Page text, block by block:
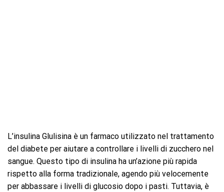
L’insulina Glulisina è un farmaco utilizzato nel trattamento
del diabete per aiutare a controllare i livelli di zucchero nel
sangue. Questo tipo di insulina ha un’azione più rapida
rispetto alla forma tradizionale, agendo più velocemente
per abbassare i livelli di glucosio dopo i pasti. Tuttavia, è